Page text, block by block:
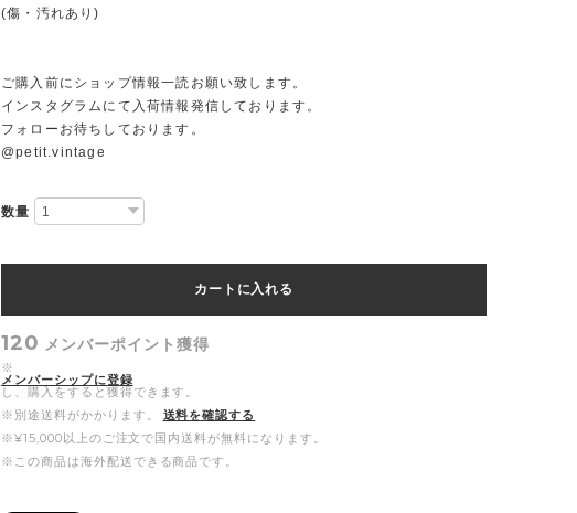
(傷・汚れあり)
ご購入前にショップ情報一読お願い致します。
インスタグラムにて入荷情報発信しております。
フォローお待ちしております。
@petit.vintage
数量
カートに入れる
120 メンバーポイント 獲得
※
メンバーシップに登録
し、購入をすると獲得できます。
※別途送料がかかります。
送料を確認する
※¥15,000以上のご注文で国内送料が無料になります。
※この商品は海外配送できる商品です。